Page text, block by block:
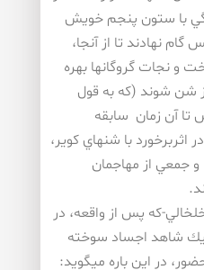
با ستون پنجم خويش
نهادند تا از آنجا،
و نجات گروگانها بهره
شن شوند (كه به قول
از ۹۰ سال پيش تا آن زمان سابقه
و در ۵ ارديبهشت ۵۹، در اثربرخورد با شنهاي كوير،
و جمعي از مهاجمان
كه پس از واقعه، در
شاهد اجساد سوخته
در اين باره ميگويد: